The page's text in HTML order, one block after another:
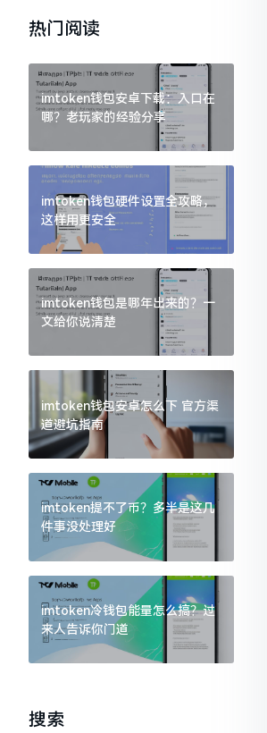
热门阅读
imtoken钱包安卓下载：入口在
哪？老玩家的经验分享
imtoken钱包硬件设置全攻略，
这样用更安全
imtoken钱包是哪年出来的？一
文给你说清楚
imtoken钱包安卓怎么下 官方渠
道避坑指南
imtoken提不了币？多半是这几
件事没处理好
imtoken冷钱包能量怎么搞？过
来人告诉你门道
搜索